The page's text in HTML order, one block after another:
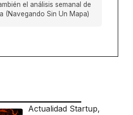
el análisis semanal de
(Navegando Sin Un Mapa)
Actualidad Startup,